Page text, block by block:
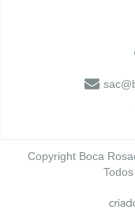
Copyright Boca